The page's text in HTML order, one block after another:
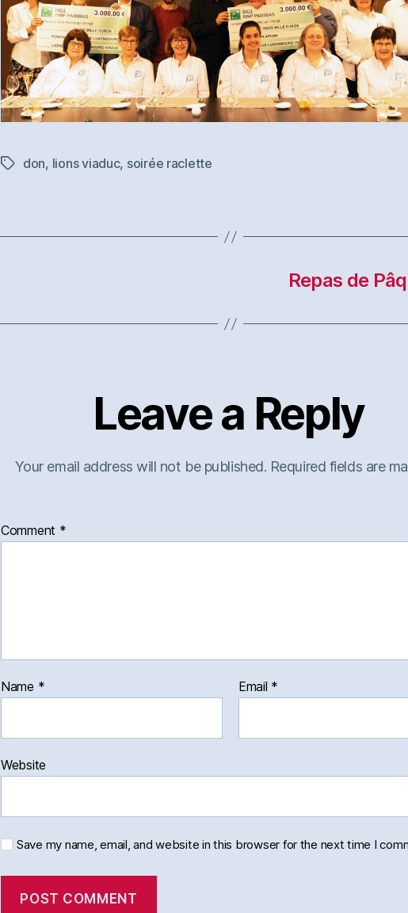
Tagsdon, lions viaduc, soirée raclette
Repas de
Leave a Reply
Your email address will not be published. Required fields are
Comment *
Name * Email *
Website
Save my name, email, and website in this browser for the next time I